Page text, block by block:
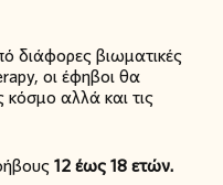
διάφορες βιωματικές
οι έφηβοι θα
κόσμο αλλά και τις
12 έως 18 ετών.